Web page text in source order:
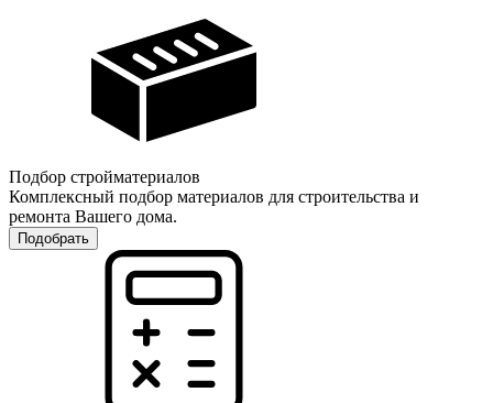
Подбор стройматериалов
Комплексный подбор материалов для строительства и
ремонта Вашего дома.
Подобрать